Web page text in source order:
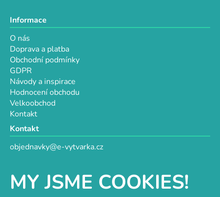
MY JSME COOKIES!
Informace
O nás
Doprava a platba
Obchodní podmínky
GDPR
Návody a inspirace
Hodnocení obchodu
Velkoobchod
Kontakt
Kontakt
objednavky@e-vytvarka.cz
Facebook